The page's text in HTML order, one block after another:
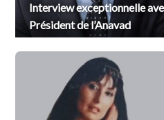
Interview exceptionnelle
Président de l’Anavad